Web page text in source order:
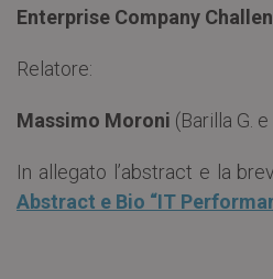
Enterprise Company
Relatore:
Massimo Moroni (Barilla G.
In allegato l’abstract e la
Abstract e Bio “IT